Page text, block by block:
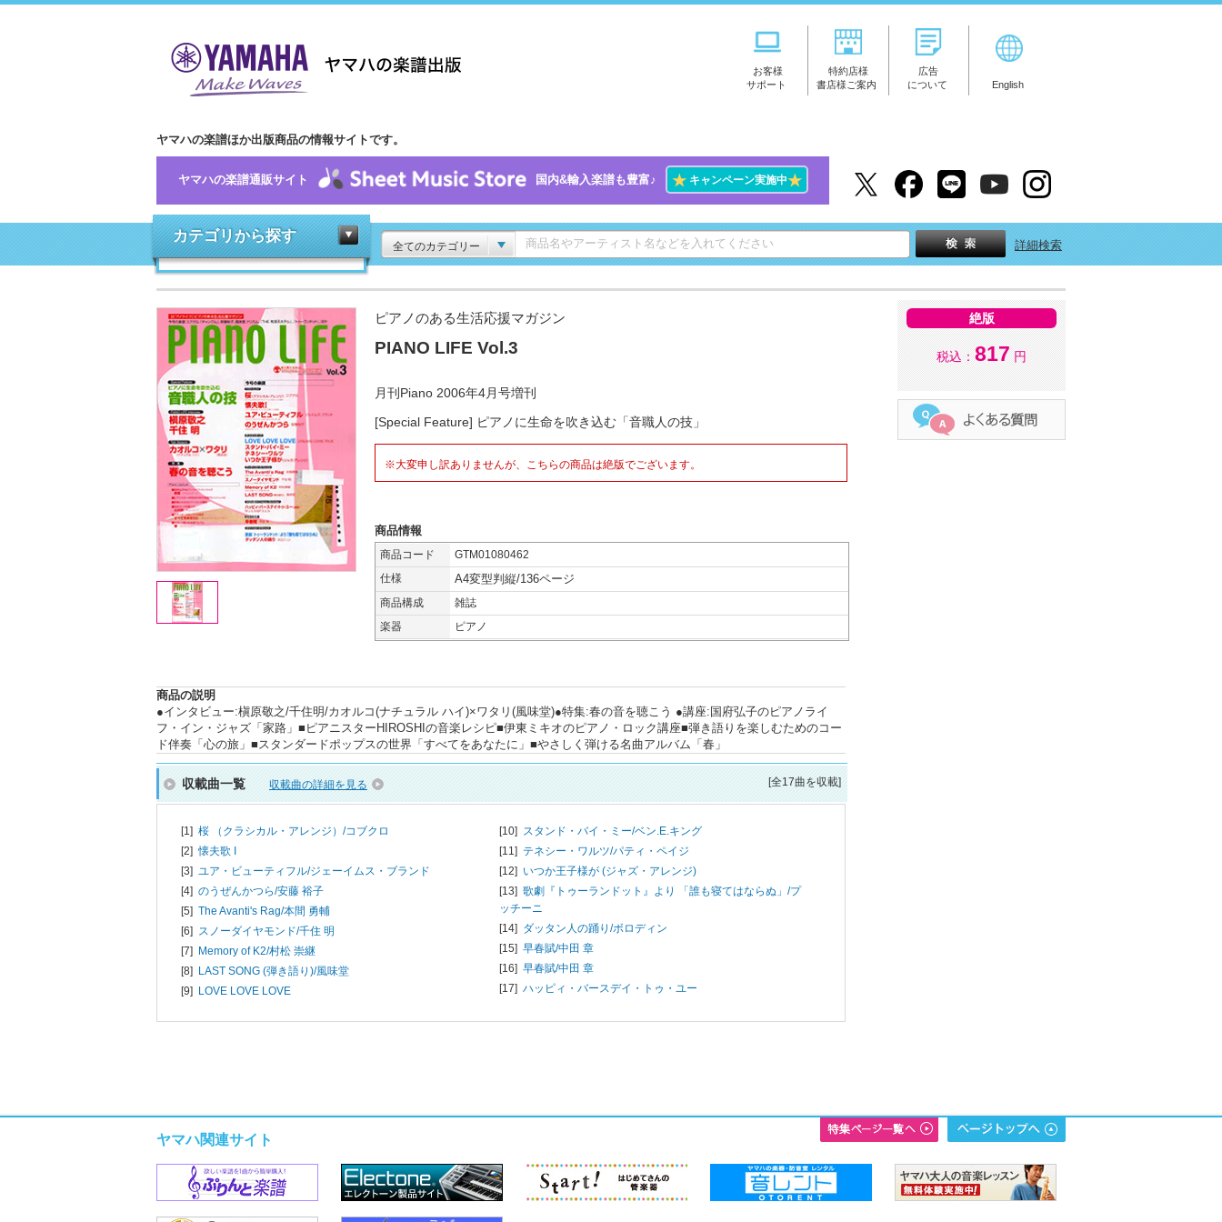
お客様
サポート
特約店様
書店様ご案内
広告
について
English
ヤマハの楽譜ほか出版商品の情報サイトです。
ヤマハの楽譜通販サイト 国内&輸入楽譜も豊富♪ ★キャンペーン実施中★
カテゴリから探す
全てのカテゴリー 詳細検索
ピアノのある生活応援マガジン
PIANO LIFE Vol.3
月刊Piano 2006年4月号増刊
[Special Feature] ピアノに生命を吹き込む「音職人の技」
※大変申し訳ありませんが、こちらの商品は絶版でございます。
商品情報
商品コード
GTM01080462
仕様
A4変型判縦/136ページ
商品構成
雑誌
楽器
ピアノ
商品の説明
●インタビュー:槇原敬之/千住明/カオルコ(ナチュラル ハイ)×ワタリ(風味堂)●特集:春の音を聴こう ●講座:国府弘子のピアノライ
フ・イン・ジャズ「家路」■ピアニスターHIROSHIの音楽レシピ■伊東ミキオのピアノ・ロック講座■弾き語りを楽しむためのコー
ド伴奏「心の旅」■スタンダードポップスの世界「すべてをあなたに」■やさしく弾ける名曲アルバム「春」
収載曲一覧 収載曲の詳細を見る [全17曲を収載]
[1] 桜 （クラシカル・アレンジ）/コブクロ
[2]懐夫歌 I
[3] ユア・ビューティフル/ジェーイムス・ブランド
[4] のうぜんかつら/安藤 裕子
[5] The Avanti's Rag/本間 勇輔
[6] スノーダイヤモンド/千住 明
[7] Memory of K2/村松 崇継
[8] LAST SONG (弾き語り)/風味堂
[9] LOVE LOVE LOVE
[10] スタンド・バイ・ミー/ベン.E.キング
[11] テネシー・ワルツ/パティ・ペイジ
[12] いつか王子様が (ジャズ・アレンジ)
[13] 歌劇『トゥーランドット』より 「誰も寝てはならぬ」/プ
ッチーニ
[14] ダッタン人の踊り/ボロディン
[15] 早春賦/中田 章
[16] 早春賦/中田 章
[17] ハッピィ・バースデイ・トゥ・ユー
絶版
税込： 817 円
ヤマハ関連サイト